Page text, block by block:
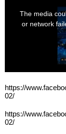
https://
02/
https://
02/